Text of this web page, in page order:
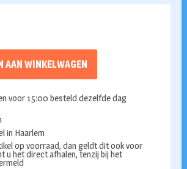
AAN WINKELWAGEN
voor 15:00 besteld dezelfde dag
in Haarlem
op voorraad, dan geldt dit ook voor
u het direct afhalen, tenzij bij het